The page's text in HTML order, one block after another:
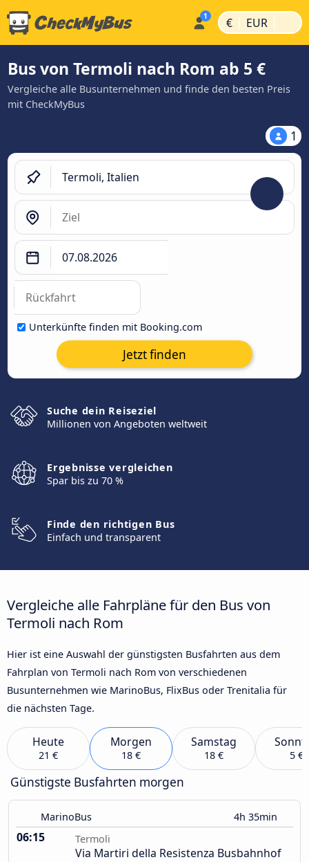
€ | EUR |
Bus von Termoli nach Rom ab 5 €
Vergleiche alle Busunternehmen und finde den besten Preis
mit CheckMyBus
1
Unterkünfte finden mit Booking.com
Jetzt finden
Suche dein Reiseziel
Millionen von Angeboten weltweit
Ergebnisse vergleichen
Spar bis zu 70 %
Finde den richtigen Bus
Einfach und transparent
Vergleiche alle Fahrpläne für den Bus von
Termoli nach Rom
Hier ist eine Auswahl der günstigsten Busfahrten aus dem
Fahrplan von Termoli nach Rom von verschiedenen
Busunternehmen wie MarinoBus, FlixBus oder Trenitalia für
die nächsten Tage.
Heute
21 €
Morgen
18 €
Samstag
18 € 5 €
Günstigste Busfahrten morgen
MarinoBus 4h 35min
06:15 Termoli
Via Martiri della Resistenza Busbahnhof